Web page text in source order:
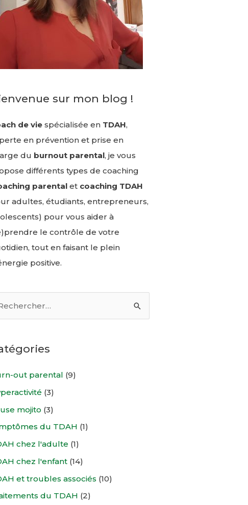
sur mon blog !
de vie spécialisée enTDAH,
en prévention et prise en
du burnout parental, je vous
différents types de coaching
parentalet coaching TDAH
adultes, étudiants, entrepreneurs,
pour vous aider à
le contrôle de votre
tout en faisant le plein
positive.
out parental (9)
(3)
mojito (3)
du TDAH (1)
chez l'adulte (1)
chez l'enfant(14)
et troubles associés (10)
du TDAH (2)